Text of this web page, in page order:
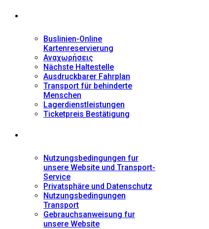
Buslinien-Online
Kartenreservierung
Αναχωρήσεις
Nächste Haltestelle
Αusdruckbarer Fahrplan
Transport für behinderte
Menschen
Lagerdienstleistungen
Ticketpreis Bestätigung
Nutzungsbedingungen fur
unsere Website und Transport-
Service
Privatsphäre und Datenschutz
Nutzungsbedingungen
Transport
Gebrauchsanweisung fur
unsere Website